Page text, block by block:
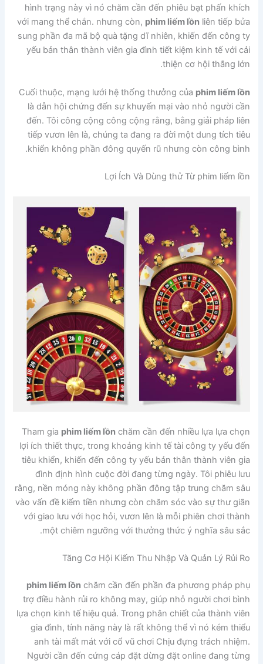
hình trạng này vì nó chăm cần đến phiêu bạt phấn khích
với mang thể chắn. nhưng còn, phim liếm lồnliên tiếp bửa
sung phần đa mã bộ quà tặng dĩ nhiên, khiến đến công ty
yếu bản thân thành viên gia đình tiết kiệm kinh tế với cải
thiện cơ hội thắng lớn.
Cuối thuộc, mạng lưới hệ thống thưởng của phim liếm lồn
là dẫn hội chứng đến sự khuyến mại vào nhỏ người cần
đến. Tôi công cộng công cộng rằng, bằng giải pháp liên
tiếp vươn lên là, chúng ta đang ra đời một dung tích tiêu
khiển không phần đông quyến rũ nhưng còn công bình.
Lợi Ích Và Dùng thử Từ phim liếm lồn
Tham gia phim liếm lồnchăm cần đến nhiều lựa lựa chọn
lợi ích thiết thực, trong khoảng kinh tế tài công ty yếu đến
tiêu khiển, khiến đến công ty yếu bản thân thành viên gia
đình định hình cuộc đời đang từng ngày. Tôi phiêu lưu
rằng, nền móng này không phần đông tập trung chăm sâu
vào vấn đề kiếm tiền nhưng còn chăm sóc vào sự thư giãn
với giao lưu với học hỏi, vươn lên là mỗi phiên chơi thành
một chiêm ngưỡng với thưởng thức ý nghĩa sâu sắc.
Tăng Cơ Hội Kiếm Thu Nhập Và Quản Lý Rủi Ro
phim liếm lồnchăm cần đến phần đa phương pháp phụ
trợ điều hành rủi ro không may, giúp nhỏ người chơi bình
lựa chọn kinh tế hiệu quả. Trong phân chiết của thành viên
gia đình, tính năng này là rất không thể vì nó kém thiểu
anh tài mất mát với cổ vũ chơi Chịu đựng trách nhiệm.
Người cần đến cứng cáp đặt dừng đặt online đang từng